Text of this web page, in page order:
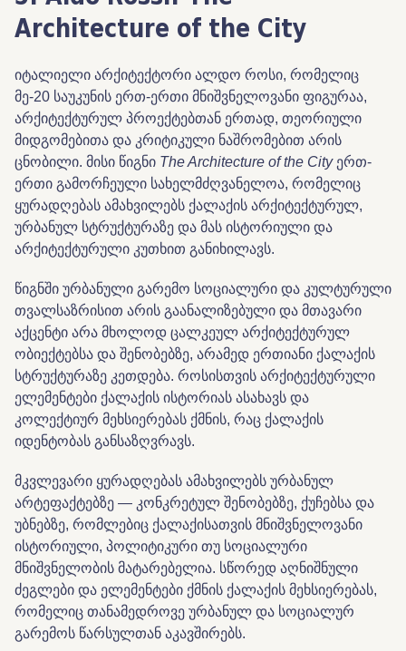
Architecture of the City
იტალიელი არქიტექტორი ალდო როსი, რომელიც
მე-20 საუკუნის ერთ-ერთი მნიშვნელოვანი ფიგურაა,
არქიტექტურულ პროექტებთან ერთად, თეორიული
მიდგომებითა და კრიტიკული ნაშრომებით არის
ცნობილი. მისი წიგნი The Architecture of the Cityერთ-
ერთი გამორჩეული სახელმძღვანელოა, რომელიც
ყურადღებას ამახვილებს ქალაქის არქიტექტურულ,
ურბანულ სტრუქტურაზე და მას ისტორიული და
არქიტექტურული კუთხით განიხილავს.
წიგნში ურბანული გარემო სოციალური და კულტურული
თვალსაზრისით არის გაანალიზებული და მთავარი
აქცენტი არა მხოლოდ ცალკეულ არქიტექტურულ
ობიექტებსა და შენობებზე, არამედ ერთიანი ქალაქის
სტრუქტურაზე კეთდება. როსისთვის არქიტექტურული
ელემენტები ქალაქის ისტორიას ასახავს და
კოლექტიურ მეხსიერებას ქმნის, რაც ქალაქის
იდენტობას განსაზღვრავს.
მკვლევარი ყურადღებას ამახვილებს ურბანულ
არტეფაქტებზე — კონკრეტულ შენობებზე, ქუჩებსა და
უბნებზე, რომლებიც ქალაქისათვის მნიშვნელოვანი
ისტორიული, პოლიტიკური თუ სოციალური
მნიშვნელობის მატარებელია. სწორედ აღნიშნული
ძეგლები და ელემენტები ქმნის ქალაქის მეხსიერებას,
რომელიც თანამედროვე ურბანულ და სოციალურ
გარემოს წარსულთან აკავშირებს.